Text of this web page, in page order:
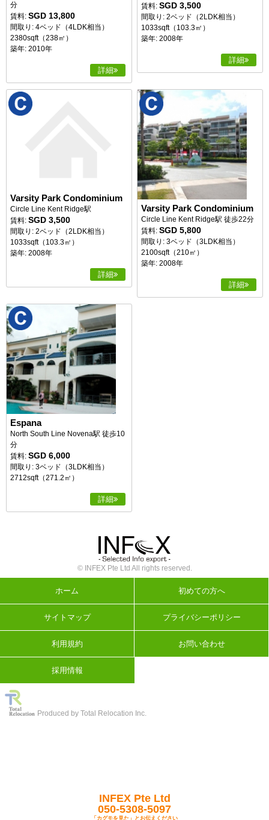
分
賃料: SGD 13,800
間取り: 4ベッド（4LDK相当）
2380sqft（238㎡）
築年: 2010年
詳細
賃料:SGD 3,500
間取り: 2ベッド（2LDK相当）
1033sqft（103.3㎡）
築年: 2008年
詳細
Varsity Park Condominium
Circle Line Kent Ridge駅
賃料: SGD 3,500
間取り: 2ベッド（2LDK相当）
1033sqft（103.3㎡）
築年: 2008年
詳細
Varsity Park Condominium
Circle Line Kent Ridge駅 徒歩22分
賃料:SGD 5,800
間取り: 3ベッド（3LDK相当）
2100sqft（210㎡）
築年: 2008年
詳細
Espana
North South Line Novena駅 徒歩10
分
賃料: SGD 6,000
間取り: 3ベッド（3LDK相当）
2712sqft（271.2㎡）
詳細
© INFEX Pte Ltd All rights reserved.
ホーム 初めての方へ
サイトマップ プライバシーポリシー
利用規約 お問い合わせ
採用情報
Produced by Total Relocation Inc.
INFEX Pte Ltd
050-5308-5097
「カグモを見た」とお伝えください